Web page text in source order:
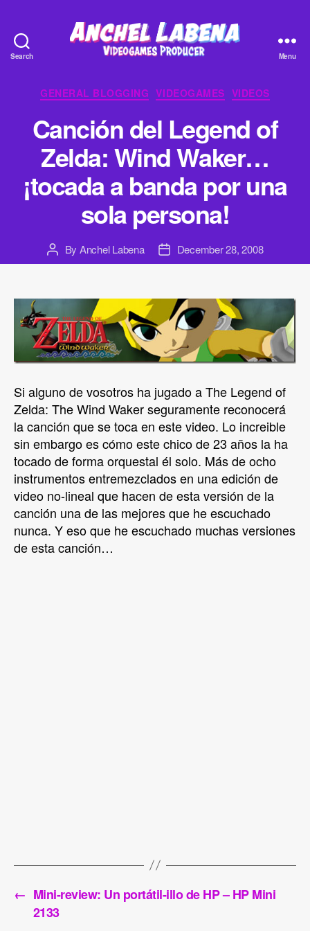
Search
-
Producer
Menu
Categories
GENERAL BLOGGING VIDEOGAMES VIDEOS
Canción del Legend of
Zelda: Wind Waker…
¡tocada a banda por una
sola persona!
Post
author
By Anchel Labena
Post
date
December 28, 2008
Si alguno de vosotros ha jugado a The Legend of
Zelda: The Wind Waker seguramente reconocerá
la canción que se toca en este video. Lo increible
sin embargo es cómo este chico de 23 años la ha
tocado de forma orquestal él solo. Más de ocho
instrumentos entremezclados en una edición de
video no-lineal que hacen de esta versión de la
canción una de las mejores que he escuchado
nunca. Y eso que he escuchado muchas versiones
de esta canción…
← Mini-review: Un portátil-illo de HP – HP Mini
2133